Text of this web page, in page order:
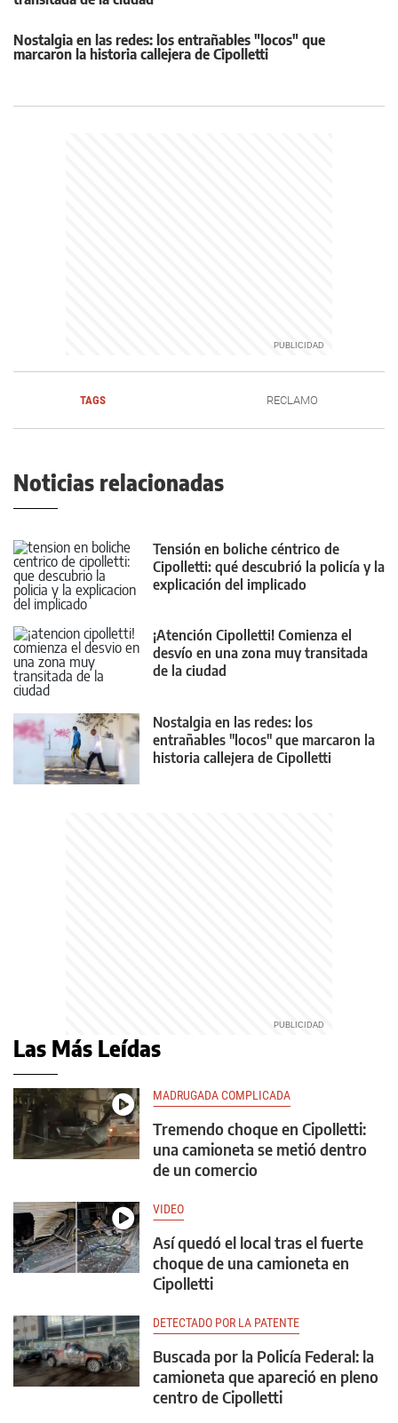
Nostalgia en las redes: los entrañables "locos" que
marcaron la historia callejera de Cipolletti
TAGS RECLAMO
Noticias relacionadas
Tensión en boliche céntrico de
Cipolletti: qué descubrió la policía y la
explicación del implicado
¡Atención Cipolletti! Comienza el
desvío en una zona muy transitada
de la ciudad
Nostalgia en las redes: los
entrañables "locos" que marcaron la
historia callejera de Cipolletti
Las Más Leídas
MADRUGADA COMPLICADA
Tremendo choque en Cipolletti:
una camioneta se metió dentro
de un comercio
VIDEO
Así quedó el local tras el fuerte
choque de una camioneta en
Cipolletti
DETECTADO POR LA PATENTE
Buscada por la Policía Federal: la
camioneta que apareció en pleno
centro de Cipolletti